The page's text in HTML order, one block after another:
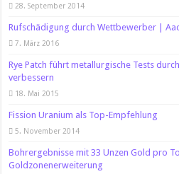
28. September 2014
Rufschädigung durch Wettbewerber |
7. März 2016
Rye Patch führt metallurgische Tests
verbessern
18. Mai 2015
Fission Uranium als Top-Empfehlung
5. November 2014
Bohrergebnisse mit 33 Unzen Gold pro
Goldzonenerweiterung